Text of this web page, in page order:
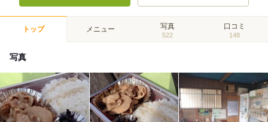
トップ メニュー 写真
522
口コミ
148
写真